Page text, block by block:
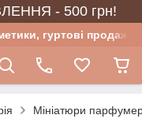
- 500 грн!
гуртові продажі
Мініатюри